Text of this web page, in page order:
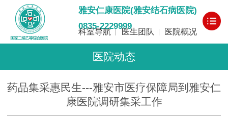
雅安仁康医院(雅安结石病医院)
0835-2229999
科室导航 医生团队 医院概况
医院动态
药品集采惠民生---雅安市医疗保障局到雅安仁
康医院调研集采工作